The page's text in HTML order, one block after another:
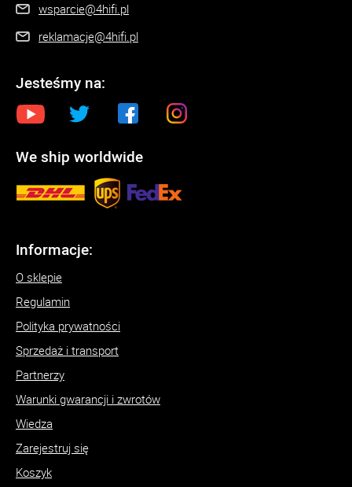
wsparcie@4hifi.pl
reklamacje@4hifi.pl
Jesteśmy na:
We ship worldwide
Informacje:
O sklepie
Regulamin
Polityka prywatności
Sprzedaż i transport
Partnerzy
Warunki gwarancji i zwrotów
Wiedza
Zarejestruj się
Koszyk